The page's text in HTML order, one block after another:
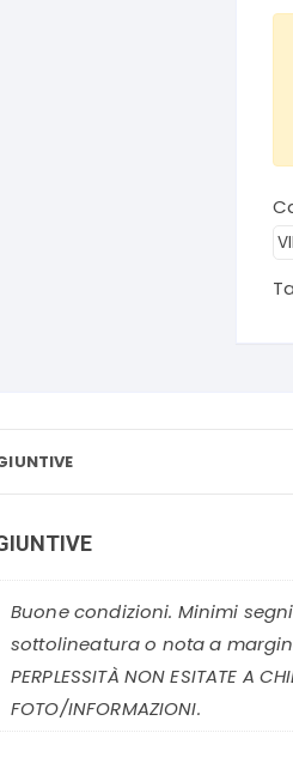
Buone condizioni. Minimi
sottolineatura o nota a
PERPLESSITÀ NON ESITATE A
FOTO/INFORMAZIONI.